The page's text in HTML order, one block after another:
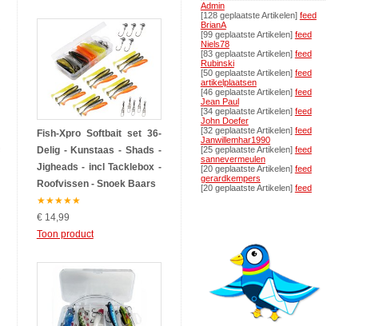
Fish-Xpro Softbait set 36-
Delig - Kunstaas - Shads -
Jigheads - incl Tacklebox -
Roofvissen - Snoek Baars
★★★★★
€ 14,99
Toon product
Admin
[128 geplaatste Artikelen] feed
BrianA
[99 geplaatste Artikelen] feed
Niels78
[83 geplaatste Artikelen] feed
Rubinski
[50 geplaatste Artikelen] feed
artikelplaatsen
[46 geplaatste Artikelen] feed
Jean Paul
[34 geplaatste Artikelen] feed
John Doefer
[32 geplaatste Artikelen] feed
Janwillemhar1990
[25 geplaatste Artikelen] feed
sannevermeulen
[20 geplaatste Artikelen] feed
gerardkempers
[20 geplaatste Artikelen] feed